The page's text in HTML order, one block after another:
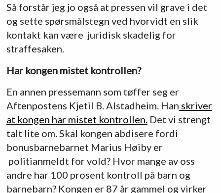
Så forstår jeg jo også at pressen vil grave i det
og sette spørsmålstegn ved hvorvidt en slik
kontakt kan være juridisk skadelig for
straffesaken.
Har kongen mistet kontrollen?
En annen pressemann som tøffer seg er
Aftenpostens Kjetil B. Alstadheim. Han skriver
at kongen har mistet kontrollen. Det vi strengt
talt lite om. Skal kongen abdisere fordi
bonusbarnebarnet Marius Høiby er
politianmeldt for vold? Hvor mange av oss
andre har 100 prosent kontroll på barn og
barnebarn? Kongen er 87 år gammel og virker